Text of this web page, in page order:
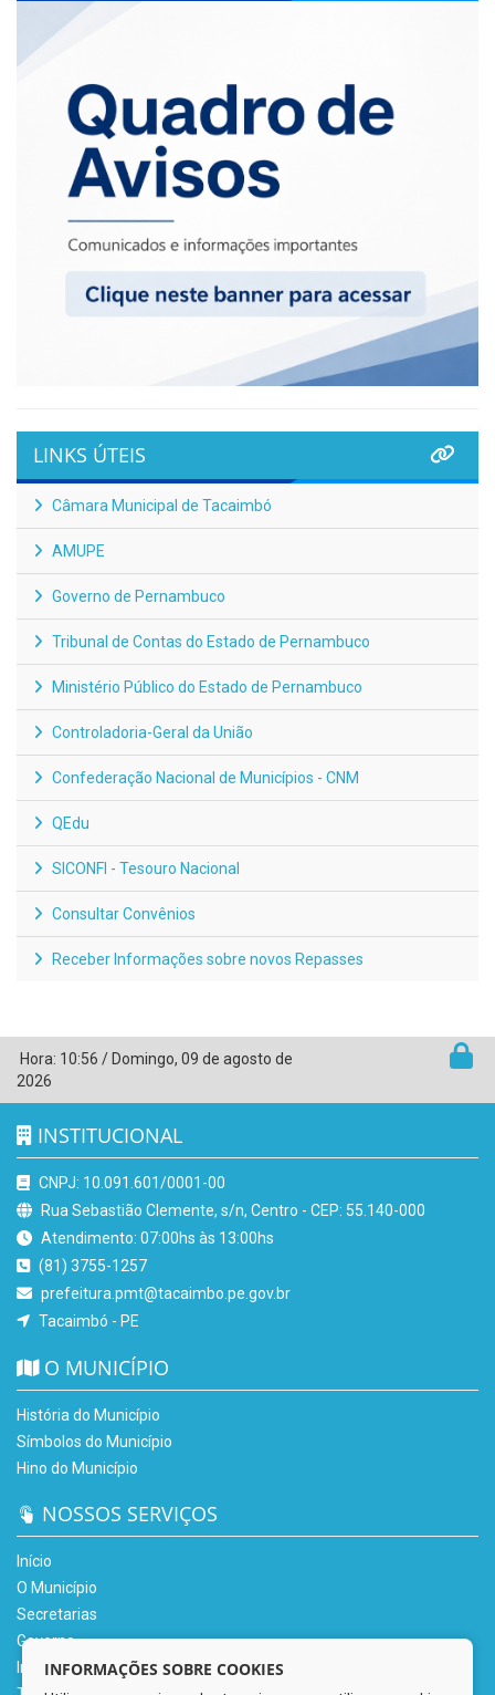
LINKS ÚTEIS
Câmara Municipal de Tacaimbó
AMUPE
Governo de Pernambuco
Tribunal de Contas do Estado de Pernambuco
Ministério Público do Estado de Pernambuco
Controladoria-Geral da União
Confederação Nacional de Municípios - CNM
QEdu
SICONFI - Tesouro Nacional
Consultar Convênios
Receber Informações sobre novos Repasses
Hora: 10:56 / Domingo, 09 de agosto de
2026
INSTITUCIONAL
CNPJ: 10.091.601/0001-00
Rua Sebastião Clemente, s/n, Centro - CEP: 55.140-000
Atendimento: 07:00hs às 13:00hs
(81) 3755-1257
prefeitura.pmt@tacaimbo.pe.gov.br
Tacaimbó - PE
O MUNICÍPIO
História do Município
Símbolos do Município
Hino do Município
NOSSOS SERVIÇOS
Início
O Município
Secretarias
Governo
Informe-se
INFORMAÇÕES SOBRE COOKIES